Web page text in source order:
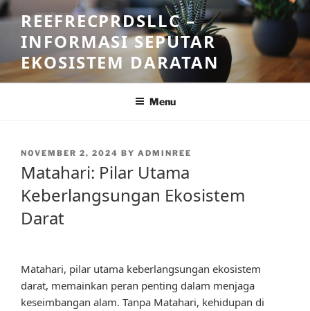
Skip
to
content
REEFRECPRDSLLC –
INFORMASI SEPUTAR
EKOSISTEM DARATAN
Menu
POSTED
NOVEMBER 2, 2024 BY ADMINREE
Matahari: Pilar Utama
Keberlangsungan Ekosistem
Darat
Matahari, pilar utama keberlangsungan ekosistem
darat, memainkan peran penting dalam menjaga
keseimbangan alam. Tanpa Matahari, kehidupan di